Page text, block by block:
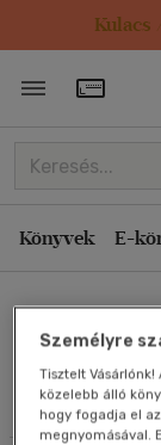
Kulacs
Könyvek E-
Clayton
Művei
Rendezés
Kiadás
Ár szerint
Eladott
Eladott
Cím
Szerző
Személyre
Tisztelt
közelebb álló
hogy fogadja el
megnyomásával.